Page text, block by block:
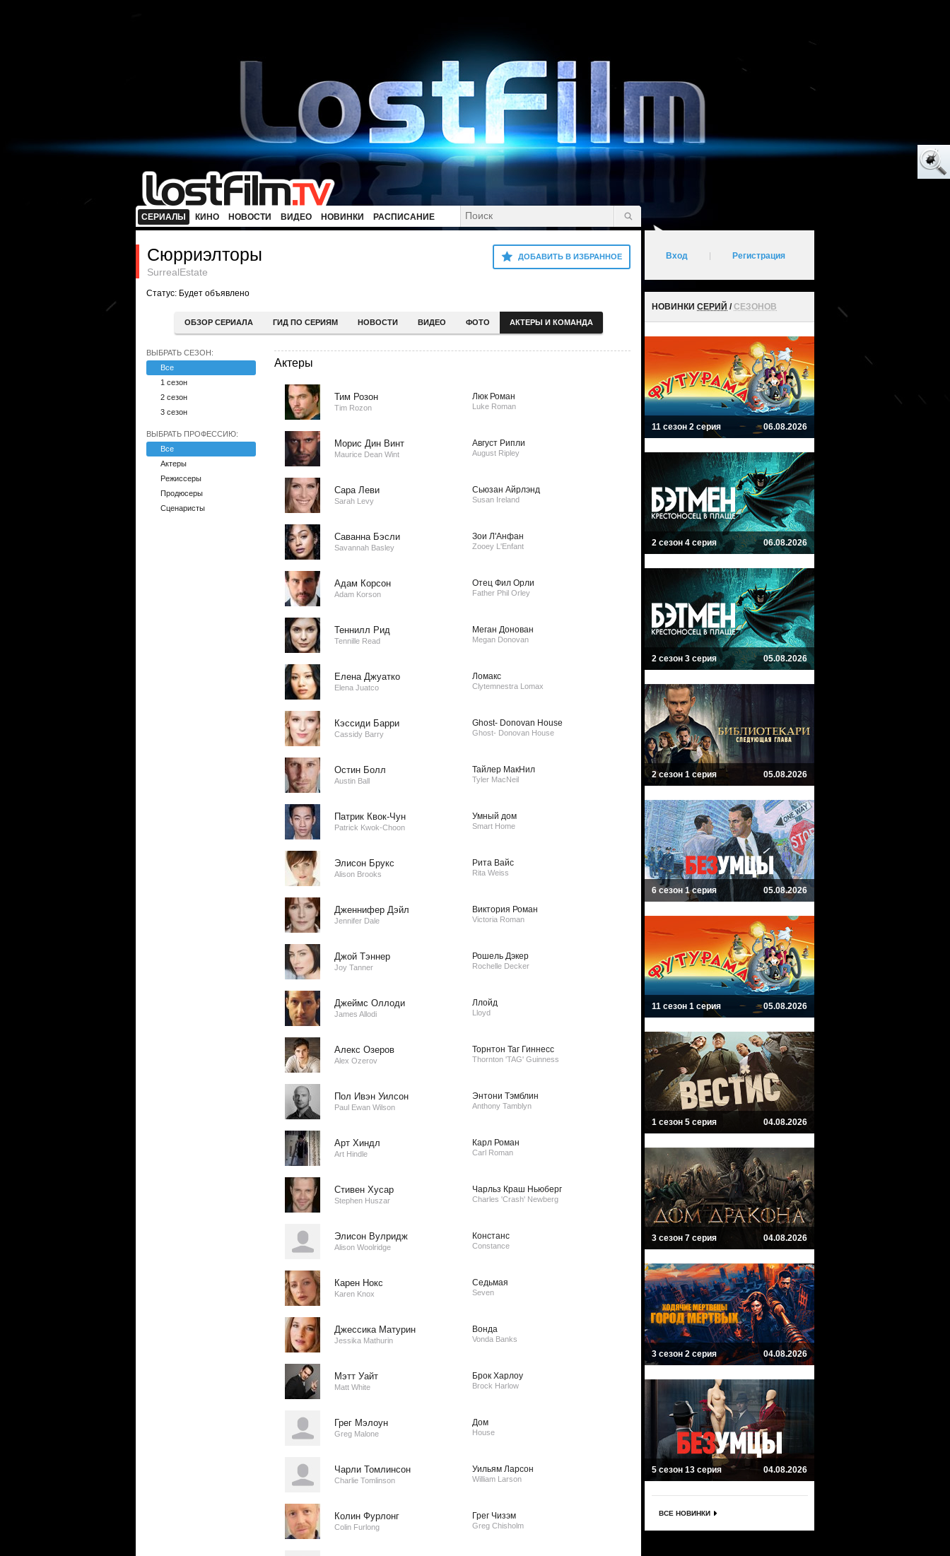
СЕРИАЛЫ КИНО НОВОСТИ ВИДЕО НОВИНКИ РАСПИСАНИЕ
ДОБАВИТЬ В ИЗБРАННОЕ
Сюрриэлторы
SurrealEstate
Статус: Будет объявлено
ОБЗОР СЕРИАЛА ГИД ПО СЕРИЯМ НОВОСТИ ВИДЕО ФОТО АКТЕРЫ И КОМАНДА
ВЫБРАТЬ СЕЗОН:
Все
1 сезон
2 сезон
3 сезон
ВЫБРАТЬ ПРОФЕССИЮ:
Все
Актеры
Режиссеры
Продюсеры
Сценаристы
Актеры
Тим Розон
Tim Rozon
Люк Роман
Luke Roman
Морис Дин Винт
Maurice Dean Wint
Август Рипли
August Ripley
Сара Леви
Sarah Levy
Сьюзан Айрлэнд
Susan Ireland
Саванна Бэсли
Savannah Basley
Зои Л'Анфан
Zooey L'Enfant
Адам Корсон
Adam Korson
Отец Фил Орли
Father Phil Orley
Теннилл Рид
Tennille Read
Меган Донован
Megan Donovan
Елена Джуатко
Elena Juatco
Ломакс
Clytemnestra Lomax
Кэссиди Барри
Cassidy Barry
Ghost- Donovan House
Ghost- Donovan House
Остин Болл
Austin Ball
Тайлер МакНил
Tyler MacNeil
Патрик Квок-Чун
Patrick Kwok-Choon
Умный дом
Smart Home
Элисон Брукс
Alison Brooks
Рита Вайс
Rita Weiss
Дженнифер Дэйл
Jennifer Dale
Виктория Роман
Victoria Roman
Джой Тэннер
Joy Tanner
Рошель Дэкер
Rochelle Decker
Джеймс Оллоди
James Allodi
Ллойд
Lloyd
Алекс Озеров
Alex Ozerov
Торнтон Таг Гиннесс
Thornton 'TAG' Guinness
Пол Ивэн Уилсон
Paul Ewan Wilson
Энтони Тэмблин
Anthony Tamblyn
Арт Хиндл
Art Hindle
Карл Роман
Carl Roman
Стивен Хусар
Stephen Huszar
Чарльз Краш Ньюберг
Charles 'Crash' Newberg
Элисон Вулридж
Alison Woolridge
Констанс
Constance
Карен Нокс
Karen Knox
Седьмая
Seven
Джессика Матурин
Jessika Mathurin
Вонда
Vonda Banks
Мэтт Уайт
Matt White
Брок Харлоу
Brock Harlow
Грег Мэлоун
Greg Malone
Дом
House
Чарли Томлинсон
Charlie Tomlinson
Уильям Ларсон
William Larson
Колин Фурлонг
Colin Furlong
Грег Чизэм
Greg Chisholm
Вход Регистрация
НОВИНКИ СЕРИЙ /СЕЗОНОВ
11 сезон 2 серия 06.08.2026
2 сезон 4 серия 06.08.2026
2 сезон 3 серия 05.08.2026
2 сезон 1 серия 05.08.2026
6 сезон 1 серия 05.08.2026
11 сезон 1 серия 05.08.2026
1 сезон 5 серия 04.08.2026
3 сезон 7 серия 04.08.2026
3 сезон 2 серия 04.08.2026
5 сезон 13 серия 04.08.2026
ВСЕ НОВИНКИ